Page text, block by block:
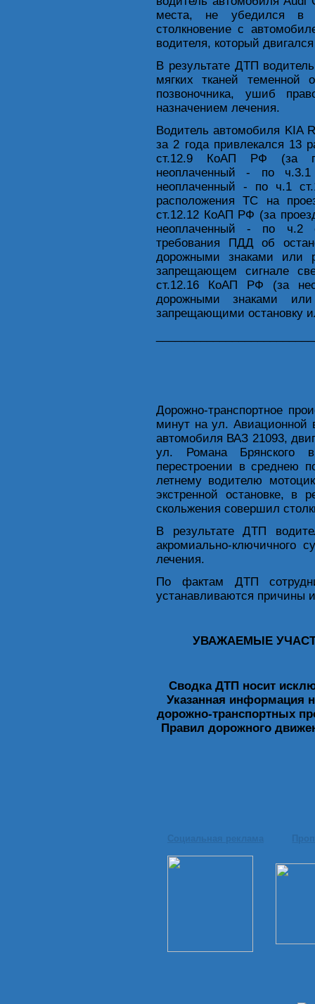
места, не убедился в
столкновение с
водителя, который
В результате ДТП
мягких тканей теменной
позвоночника, ушиб
назначением лечения.
Водитель автомобиля KIA
за 2 года привлекался 13
ст.12.9 КоАП РФ (за
неоплаченный - по
неоплаченный - по ч.1
расположения ТС на
ст.12.12 КоАП РФ (за
неоплаченный - по ч.2
требования ПДД об
дорожными знаками или
запрещающем сигнале
ст.12.16 КоАП РФ (за
дорожными знаками
запрещающими остановку
Дорожно-транспортное
минут на ул. Авиационной
автомобиля ВАЗ 21093,
ул. Романа Брянского
перестроении в среднею
летнему водителю
экстренной остановке, в
скольжения совершил
В результате ДТП
акромиально-ключичного
лечения.
По фактам ДТП
устанавливаются причины
УВАЖАЕМЫЕ
Сводка ДТП носит
Указанная информация
дорожно-транспортных
Правил дорожного